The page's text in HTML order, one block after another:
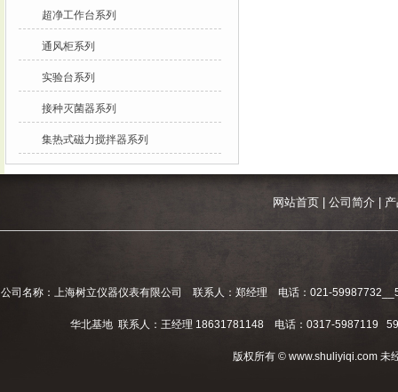
超净工作台系列
通风柜系列
实验台系列
接种灭菌器系列
集热式磁力搅拌器系列
网站首页| 公司简介|
公司名称：上海树立仪器仪表有限公司 联系人：郑经理 电话：021-
华北基地 联系人：王经理 18631781148 电话：0317-5987119
版权所有 © www.shuliyiqi.com 未